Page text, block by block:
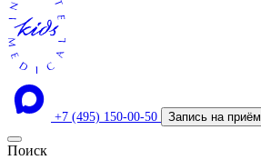
+7 (495) 150-00-50 Запись на приём
Поиск